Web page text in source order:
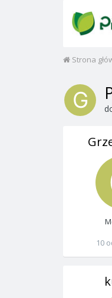
Strona
10